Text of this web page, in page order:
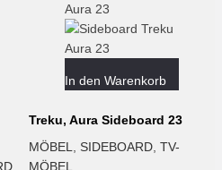
In den Warenkorb
Treku, Aura Sideboard 23
MÖBEL
SIDEBOARD, TV-
MÖBEL